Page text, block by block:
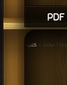
كتب